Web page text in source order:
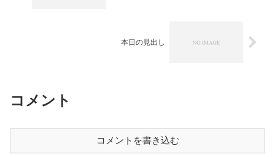
本日の見出し
コメント
コメントを書き込む